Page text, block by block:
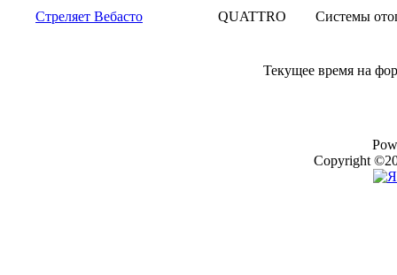
Стреляет Вебасто QUATTRO Системы
Текущее время на
Copyright